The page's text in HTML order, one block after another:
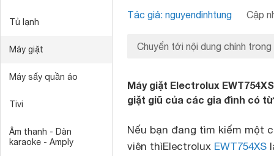
Tủ lạnh
Máy giặt
Máy sấy quần áo
Tivi
Âm thanh - Dàn
karaoke - Amply
Tác giả: nguyendinhtung Cập
Chuyển tới nội dung chính trong
Máy giặt Electrolux
giặt giũ của các gia đình có
Nếu bạn đang tìm kiếm một
viên thìElectrolux EWT754XS